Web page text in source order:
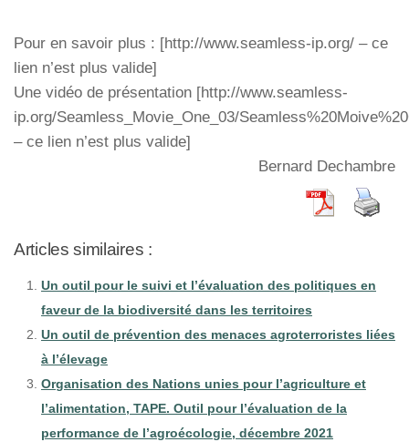
Pour en savoir plus : [http://www.seamless-ip.org/ – ce
lien n’est plus valide]
Une vidéo de présentation [http://www.seamless-
ip.org/Seamless_Movie_One_03/
– ce lien n’est plus valide]
Bernard Dechambre
Articles similaires :
Un outil pour le suivi et l’évaluation des politiques en
faveur de la biodiversité dans les territoires
Un outil de prévention des menaces agroterroristes liées
à l’élevage
Organisation des Nations unies pour l’agriculture et
l’alimentation, TAPE. Outil pour l’évaluation de la
performance de l’agroécologie, décembre 2021